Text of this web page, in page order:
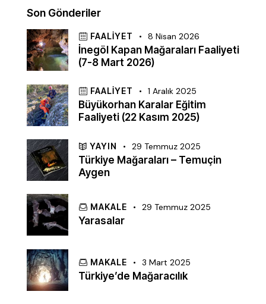
Son Gönderiler
FAALIYET 8 Nisan 2026
İnegöl Kapan Mağaraları Faaliyeti
(7-8 Mart 2026)
FAALIYET 1 Aralık 2025
Büyükorhan Karalar Eğitim
Faaliyeti (22 Kasım 2025)
YAYIN 29 Temmuz 2025
Türkiye Mağaraları – Temuçin
Aygen
MAKALE 29 Temmuz 2025
Yarasalar
MAKALE 3 Mart 2025
Türkiye’de Mağaracılık